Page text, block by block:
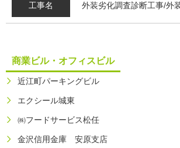
工事名 外装劣化調査診断工事/外
商業ビル・オフィスビル
近江町パーキングビル
エクシール城東
㈱フードサービス松任
金沢信用金庫 安原支店